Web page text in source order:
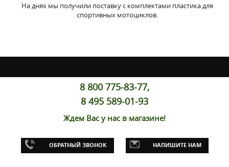
На днях мы получили поставку с комплектами пластика для
спортивных мотоциклов.
8 800 775-83-77,
8 495 589-01-93
Ждем Вас у нас в магазине!
ОБРАТНЫЙ ЗВОНОК НАПИШИТЕ НАМ